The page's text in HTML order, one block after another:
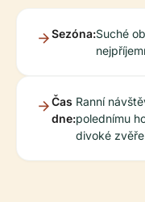
Sezóna:Suché
Čas
dne:
Ranní
polednímu
divoké